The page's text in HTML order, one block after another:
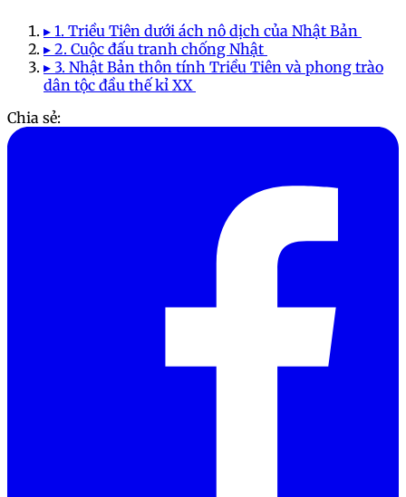
▸ 1. Triều Tiên dưới ách nô dịch của Nhật Bản
▸ 2. Cuộc đấu tranh chống Nhật
▸ 3. Nhật Bản thôn tính Triều Tiên và phong trào
dân tộc đầu thế kỉ XX
Chia sẻ: